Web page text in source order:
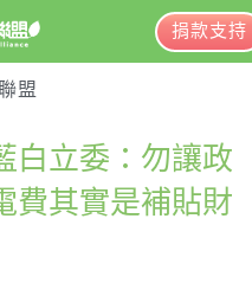
捐款支持
盟
白立委：勿讓政
費其實是補貼財